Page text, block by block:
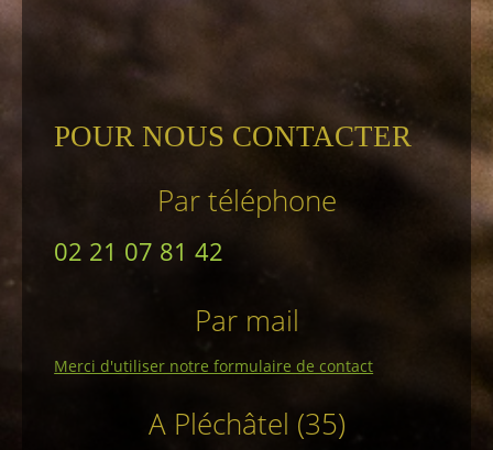
POUR NOUS CONTACTER
Par téléphone
02 21 07 81 42
Par mail
Merci d'utiliser notre formulaire de contact
A Pléchâtel (35)